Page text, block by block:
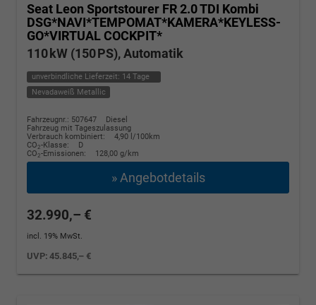
Seat Leon Sportstourer FR 2.0 TDI Kombi
DSG*NAVI*TEMPOMAT*KAMERA*KEYLESS-
GO*VIRTUAL COCKPIT*
110 kW (150 PS), Automatik
unverbindliche Lieferzeit: 14 Tage
Nevadaweiß Metallic
Fahrzeugnr.: 507647
Diesel
Fahrzeug mit Tageszulassung
Verbrauch kombiniert:
4,90 l/100km
CO2-Klasse:
D
CO2-Emissionen: 128,00 g/km
» Angebotdetails
32.990,– €
incl. 19% MwSt.
UVP:45.845,– €